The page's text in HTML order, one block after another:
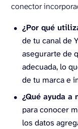
conector
¿Por qué
de tu canal de
asegurarte de
adecuada, lo
de tu marca e
¿Qué ayuda a
para conocer
los datos